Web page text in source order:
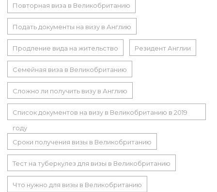
Повторная виза в Великобританию
Подать документы на визу в Англию
Продление вида на жительство Резидент Англии
Семейная виза в Великобританию
Сложно ли получить визу в Англию
Список документов на визу в Великобританию в 2019
году
Сроки получения визы в Великобританию
Тест на туберкулез для визы в Великобританию
Что нужно для визы в Великобританию